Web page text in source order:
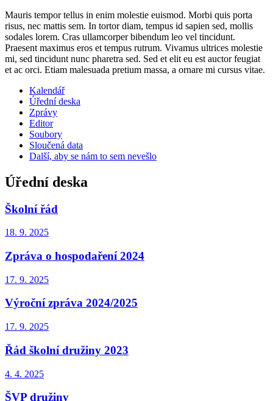
Mauris tempor tellus in enim molestie euismod. Morbi quis porta
risus, nec mattis sem. In tortor diam, tempus id sapien sed, mollis
sodales lorem. Cras ullamcorper bibendum leo vel tincidunt.
Praesent maximus eros et tempus rutrum. Vivamus ultrices molestie
mi, sed tincidunt nunc pharetra sed. Sed et elit eu est auctor feugiat
et ac orci. Etiam malesuada pretium massa, a ornare mi cursus vitae.
Kalendář
Úřední deska
Zprávy
Editor
Soubory
Sloučená data
Další, aby se nám to sem nevešlo
Úřední deska
Školní řád
18. 9. 2025
Zpráva o hospodaření 2024
17. 9. 2025
Výroční zpráva 2024/2025
17. 9. 2025
Řád školní družiny 2023
4. 4. 2025
ŠVP družiny